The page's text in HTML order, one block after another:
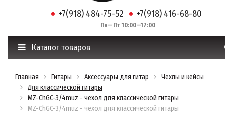
+7(918) 484-75-52 +7(918) 416-68-80
Пн—Пт 10:00—17:00
Каталог товаров
Главная Гитары Аксессуары для гитар
Чехлы и кейсы
Для классической гитары
MZ-ChGC-3/4muz - чехол для классической гитары
MZ-ChGC-3/4muz - чехол для классической гитары